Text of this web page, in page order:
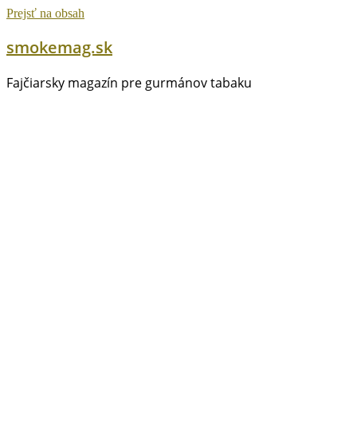
Prejsť na obsah
smokemag.sk
Fajčiarsky magazín pre gurmánov tabaku